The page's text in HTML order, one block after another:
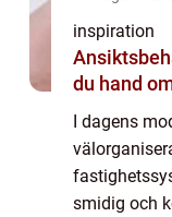
inspiration
du hand
I dagens
smidig och